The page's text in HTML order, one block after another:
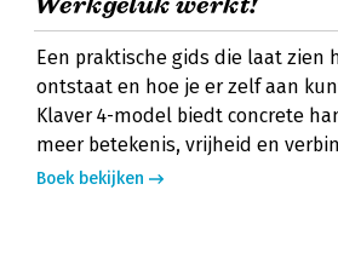
Een praktische gids die laat zien
ontstaat en hoe je er zelf aan
Klaver 4-model biedt concrete
meer betekenis, vrijheid en
Boek bekijken